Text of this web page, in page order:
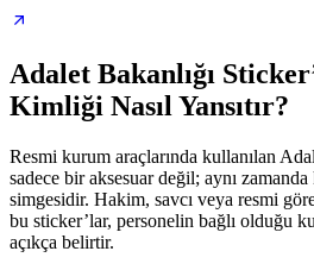
Adalet Bakanlığı
Kimliği Nasıl Yansıtır?
Resmi kurum araçlarında kullanılan
sadece bir aksesuar değil; aynı
simgesidir. Hakim, savcı veya resmi
bu sticker’lar, personelin bağlı olduğu
açıkça belirtir.